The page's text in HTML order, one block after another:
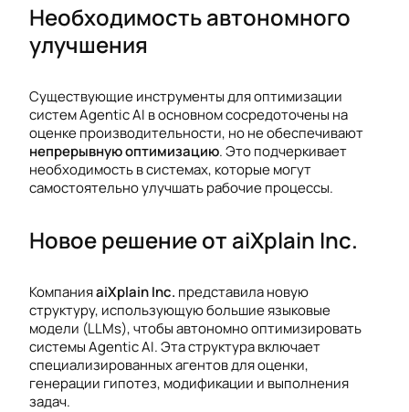
Необходимость автономного
улучшения
Существующие инструменты для оптимизации
систем Agentic AI в основном сосредоточены на
оценке производительности, но не обеспечивают
непрерывную оптимизацию. Это подчеркивает
необходимость в системах, которые могут
самостоятельно улучшать рабочие процессы.
Новое решение от aiXplain Inc.
КомпанияaiXplain Inc. представила новую
структуру, использующую большие языковые
модели (LLMs), чтобы автономно оптимизировать
системы Agentic AI. Эта структура включает
специализированных агентов для оценки,
генерации гипотез, модификации и выполнения
задач.